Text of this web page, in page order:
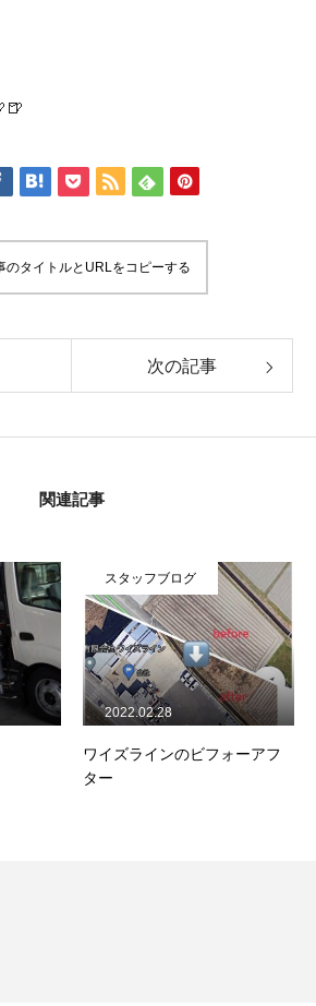
のタイトルとURLをコピーする
次の記事
関連記事
スタッフブログ
ワイズラインのビフォーアフ
ター
2022.02.28